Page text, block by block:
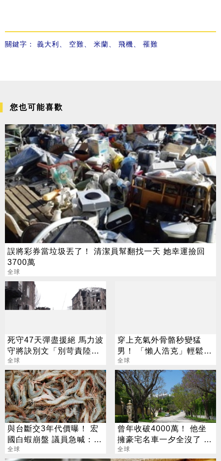
關鍵字： 義大利 、 空難、 米蘭、 飛機、 罹難
您也可能喜歡
誤將彩券當垃圾丟了！ 清潔員幫翻找一天 她幸運撿回
3700萬
全球
死守47天彈盡援絕 馬力波
守將訣別文「別苛責陸戰
隊」
全球
穿上充氣外骨骼秒變猛
男！ 「懶人浩克」輕鬆擁
8塊肌
全球
與台斷交3年代價曝！ 宏
國白蝦崩盤 議員急喊：盼
重談
全球
曾年收破4000萬！ 他坐
擁豪宅名車一夕全沒了 卻
喊「比過去更快樂」
全球